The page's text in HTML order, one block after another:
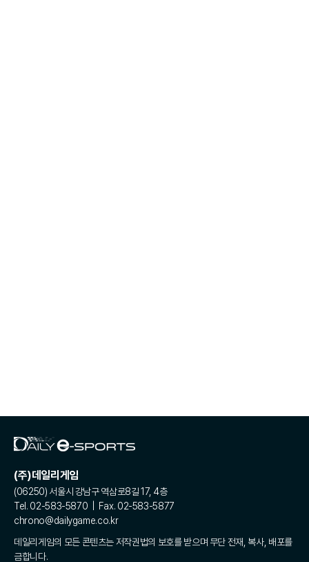
(주)데일리게임
(06250) 서울시 강남구 역삼로8길 17, 4층
Tel. 02-583-5870 | Fax. 02-583-5877
chrono@dailygame.co.kr
데일리게임의 모든 콘텐츠는 저작권법의 보호를 받으며 무단 전재, 복사, 배포를
금합니다.